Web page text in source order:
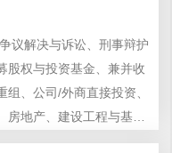
议解决与诉讼、刑事辩护
股权与投资基金、兼并收
组、公司/外商直接投资、
房地产、建设工程与基础